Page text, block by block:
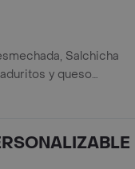
Salchicha
y queso